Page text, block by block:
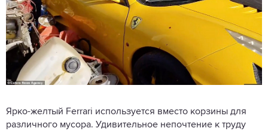
Ярко-желтый Ferrari используется вместо корзины для
различного мусора. Удивительное непочтение к труду